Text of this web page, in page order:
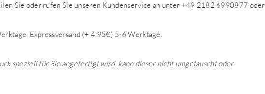
Sie oder rufen Sie unseren Kundenservice an unter +49 2182 6990877 oder
Expressversand (+ 4,95€) 5-6 Werktage.
speziell für Sie angefertigt wird, kann dieser nicht umgetauscht oder